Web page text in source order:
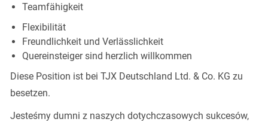
Teamfähigkeit
Flexibilität
Freundlichkeit und Verlässlichkeit
Quereinsteiger sind herzlich willkommen
Diese Position ist bei TJX Deutschland Ltd. & Co. KG zu
besetzen.
Jesteśmy dumni z naszych dotychczasowych sukcesów,